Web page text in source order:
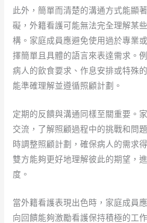
此外，簡單而清楚的溝通方式能顯
礙，外籍看護可能無法完全理解某
構。家庭成員應避免使用過於專業
擇簡單且具體的語言來表達需求。
病人的飲食要求、作息安排或特殊
能準確理解並遵循照顧計劃。
定期的反饋與溝通同樣至關重要。
交流，了解照顧過程中的挑戰和問
時調整照顧計劃，確保病人的需求
雙方能夠更好地理解彼此的期望，
度。
當外籍看護表現出色時，家庭成員
向回饋能夠激勵看護保持積極的工